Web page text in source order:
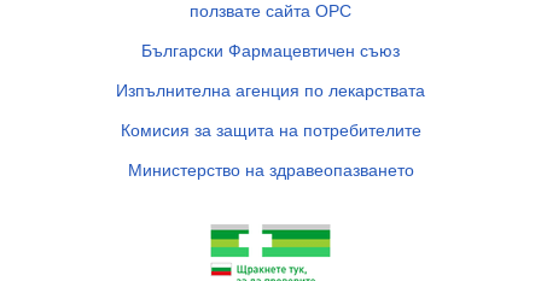
ползвате сайта ОРС
Български Фармацевтичен съюз
Изпълнителна агенция по лекарствата
Комисия за защита на потребителите
Министерство на здравеопазването